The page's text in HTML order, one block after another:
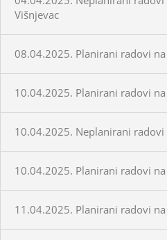
Višnjevac
08.04.2025. Planirani radovi
10.04.2025. Planirani radovi
10.04.2025. Neplanirani
10.04.2025. Planirani radovi
11.04.2025. Planirani radovi